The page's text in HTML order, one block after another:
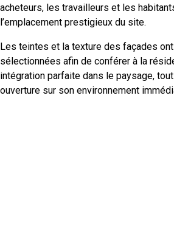
acheteurs, les travailleurs et les
l’emplacement prestigieux du site.
Les teintes et la texture des façades
sélectionnées afin de conférer à la
intégration parfaite dans le paysage,
ouverture sur son environnement